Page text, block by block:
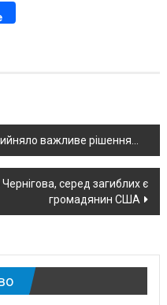
важливе рішення…
серед загиблих є
громадянин США